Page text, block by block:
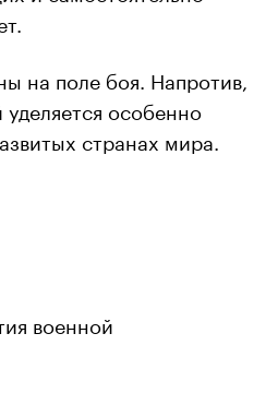
на поле боя. Напротив,
особенно
странах мира.
военной